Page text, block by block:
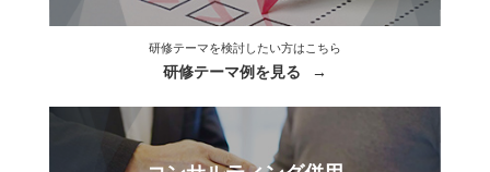
研修テーマを検討したい方はこちら
研修テーマ例を見る